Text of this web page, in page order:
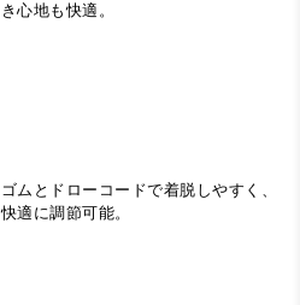
き心地も快適。
ゴムとドローコードで着脱しやすく、
快適に調節可能。